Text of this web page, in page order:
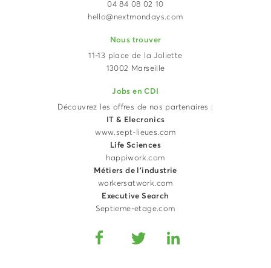
04 84 08 02 10
hello@nextmondays.com
Nous trouver
11-13 place de la Joliette
13002 Marseille
Jobs en CDI
Découvrez les offres de nos partenaires :
IT & Elecronics
www.sept-lieues.com
Life Sciences
happiwork.com
Métiers de l'industrie
workersatwork.com
Executive Search
Septieme-etage.com